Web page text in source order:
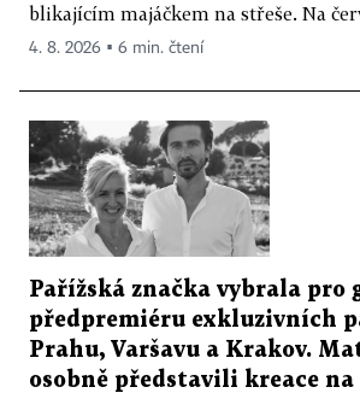
blikajícím majáčkem na střeše. Na
4. 8. 2026 ▪ 6 min. čtení
Pařížská značka vybrala pro
předpremiéru exkluzivních
Prahu, Varšavu a Krakov.
osobně představili kreace na